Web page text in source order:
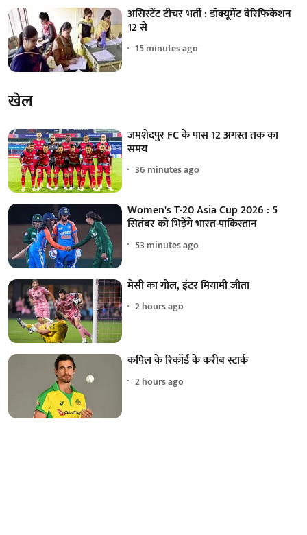
असिस्टेंट टीचर भर्ती : डॉक्यूमेंट वेरिफिकेशन
12 से
15 minutes ago
खेल
जमशेदपुर FC के पास 12 अगस्त तक का
समय
36 minutes ago
Women's T-20 Asia Cup 2026 : 5
सितंबर को भिड़ेंगे भारत-पाकिस्तान
53 minutes ago
मेसी का गोल, इंटर मियामी जीता
2 hours ago
कपिल के रिकॉर्ड के करीब स्टार्क
2 hours ago